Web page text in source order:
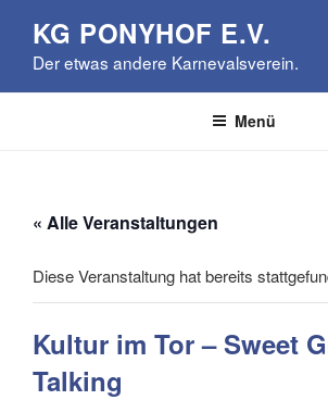
springen
KG PONYHOF E.V.
Der etwas andere Karnevalsverein.
Menü
« Alle Veranstaltungen
Diese Veranstaltung hat bereits
Kultur im Tor – Sweet
Talking